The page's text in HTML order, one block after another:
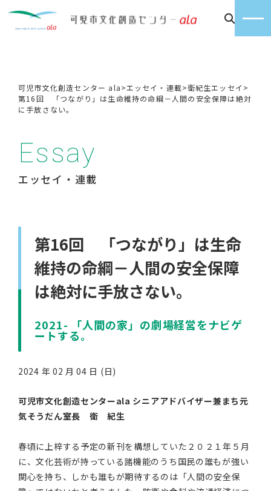
可児市文化創造センター ala>エッセイ・連載>衛紀生エッセイ >
第16回 「つながり」は生命維持の命綱－人間の安全保障は絶対
に手放さない。
Essay
エッセイ・連載
第16回 「つながり」は生命
維持の命綱－人間の安全保障
は絶対に手放さない。
2021- 「人間の家」の劇場経営をナビゲ
ートする。
2024 年 02 月 04 日 (日)
可児市文化創造センターala シニアアドバイザー兼まち元
気そうだん室長 衛 紀生
春頃に上梓する予定の新刊を構想していた２０２１年５月
に、文化芸術が持っている諸機能のうち国民の誰もが強い
関心を持ち、しかも誰もが期待するのは「人間の安全保